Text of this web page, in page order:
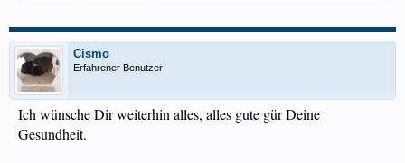
Cismo
Erfahrener Benutzer
Ich wünsche Dir weiterhin alles, alles gute gür Deine
Gesundheit.